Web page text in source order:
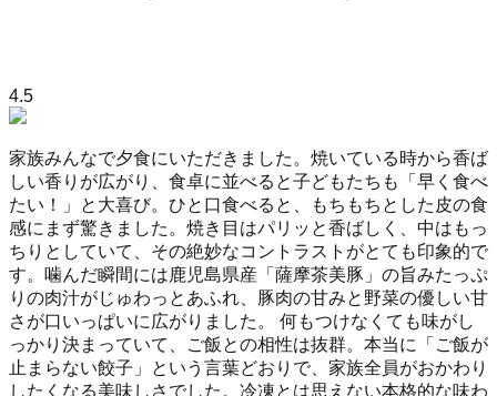
4.5
家族みんなで夕食にいただきました。焼いている時から香ば
しい香りが広がり、食卓に並べると子どもたちも「早く食べ
たい！」と大喜び。ひと口食べると、もちもちとした皮の食
感にまず驚きました。焼き目はパリッと香ばしく、中はもっ
ちりとしていて、その絶妙なコントラストがとても印象的で
す。噛んだ瞬間には鹿児島県産「薩摩茶美豚」の旨みたっぷ
りの肉汁がじゅわっとあふれ、豚肉の甘みと野菜の優しい甘
さが口いっぱいに広がりました。 何もつけなくても味がし
っかり決まっていて、ご飯との相性は抜群。本当に「ご飯が
止まらない餃子」という言葉どおりで、家族全員がおかわり
したくなる美味しさでした。冷凍とは思えない本格的な味わ